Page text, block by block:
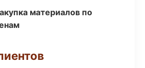
материалов по